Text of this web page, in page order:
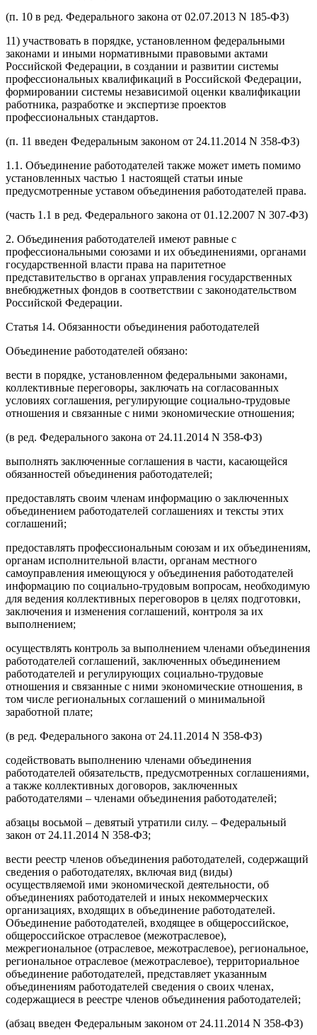
(п. 10 в ред. Федерального закона от 02.07.2013 N 185-ФЗ)
11) участвовать в порядке, установленном федеральными
законами и иными нормативными правовыми актами
Российской Федерации, в создании и развитии системы
профессиональных квалификаций в Российской Федерации,
формировании системы независимой оценки квалификации
работника, разработке и экспертизе проектов
профессиональных стандартов.
(п. 11 введен Федеральным законом от 24.11.2014 N 358-ФЗ)
1.1. Объединение работодателей также может иметь помимо
установленных частью 1 настоящей статьи иные
предусмотренные уставом объединения работодателей права.
(часть 1.1 в ред. Федерального закона от 01.12.2007 N 307-ФЗ)
2. Объединения работодателей имеют равные с
профессиональными союзами и их объединениями, органами
государственной власти права на паритетное
представительство в органах управления государственных
внебюджетных фондов в соответствии с законодательством
Российской Федерации.
Статья 14. Обязанности объединения работодателей
Объединение работодателей обязано:
вести в порядке, установленном федеральными законами,
коллективные переговоры, заключать на согласованных
условиях соглашения, регулирующие социально-трудовые
отношения и связанные с ними экономические отношения;
(в ред. Федерального закона от 24.11.2014 N 358-ФЗ)
выполнять заключенные соглашения в части, касающейся
обязанностей объединения работодателей;
предоставлять своим членам информацию о заключенных
объединением работодателей соглашениях и тексты этих
соглашений;
предоставлять профессиональным союзам и их объединениям,
органам исполнительной власти, органам местного
самоуправления имеющуюся у объединения работодателей
информацию по социально-трудовым вопросам, необходимую
для ведения коллективных переговоров в целях подготовки,
заключения и изменения соглашений, контроля за их
выполнением;
осуществлять контроль за выполнением членами объединения
работодателей соглашений, заключенных объединением
работодателей и регулирующих социально-трудовые
отношения и связанные с ними экономические отношения, в
том числе региональных соглашений о минимальной
заработной плате;
(в ред. Федерального закона от 24.11.2014 N 358-ФЗ)
содействовать выполнению членами объединения
работодателей обязательств, предусмотренных соглашениями,
а также коллективных договоров, заключенных
работодателями – членами объединения работодателей;
абзацы восьмой – девятый утратили силу. – Федеральный
закон от 24.11.2014 N 358-ФЗ;
вести реестр членов объединения работодателей, содержащий
сведения о работодателях, включая вид (виды)
осуществляемой ими экономической деятельности, об
объединениях работодателей и иных некоммерческих
организациях, входящих в объединение работодателей.
Объединение работодателей, входящее в общероссийское,
общероссийское отраслевое (межотраслевое),
межрегиональное (отраслевое, межотраслевое), региональное,
региональное отраслевое (межотраслевое), территориальное
объединение работодателей, представляет указанным
объединениям работодателей сведения о своих членах,
содержащиеся в реестре членов объединения работодателей;
(абзац введен Федеральным законом от 24.11.2014 N 358-ФЗ)